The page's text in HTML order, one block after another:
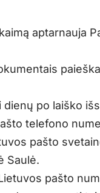
aptarnauja
po laiško
telefono
pašto
Saulė.
pašto